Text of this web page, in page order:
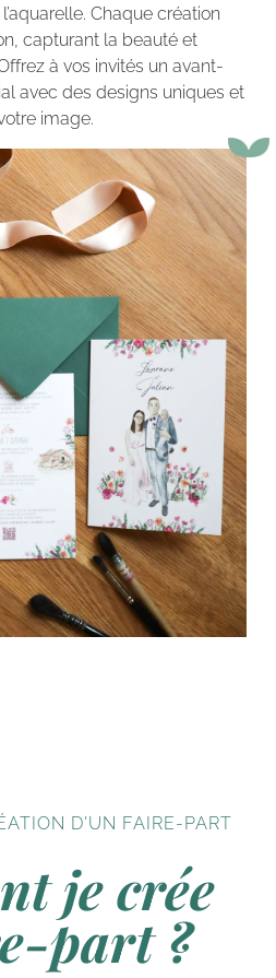
Chaque création
capturant la beauté et
à vos invités un avant-
avec des designs uniques et
image.
D'UN FAIRE-PART
je crée
part ?